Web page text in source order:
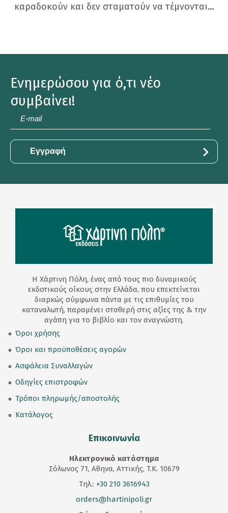
καραδοκούν και δεν σταματούν να τέμνονται…
Ενημερώσου για ό,τι νέο
συμβαίνει!
Η Χάρτινη Πόλη, ένας από τους πιο δυναμικούς
εκδοτικούς οίκους στην Ελλάδα, που επεκτείνεται
διαρκώς σύμφωνα πάντα με τις επιθυμίες του
καταναλωτή, παραμένει σταθερή στις αξίες της & την
αγάπη για το βιβλίο και τον αναγνώστη.
Όροι χρήσης
Όροι και προϋποθέσεις αγορών
Ασφάλεια Συναλλαγών
Οδηγίες επιστροφών
Τρόποι πληρωμής/αποστολής
Κατάλογος
Επικοινωνία
Ηλεκτρονικό κατάστημα
Σόλωνος 71, Αθηνα, Αττικής, T.K. 10679
Τηλ.: +30 210 3616943
orders@hartinipoli.gr